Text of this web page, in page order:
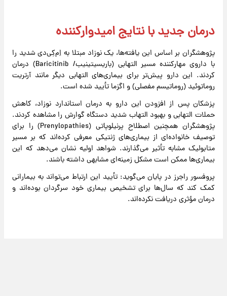
درمان جدید با نتایج امیدوارکننده
پژوهشگران بر اساس این یافته‌ها، یک نوزاد مبتلا به اِم‌کِی‌دی شدید را
با داروی مهارکننده مسیر التهابی (باریسیتینیب/ Baricitinib) درمان
کردند. این دارو پیش‌تر برای بیماری‌های التهابی دیگر مانند آرتریت
روماتوئید (روماتیسم مفصلی) و اگزما تأیید شده است.
پزشکان پس از افزودن این دارو به درمان استاندارد نوزاد، کاهش
حملات التهابی و بهبود التهاب شدید دستگاه گوارش را مشاهده کردند.
پژوهشگران همچنین اصطلاح پرنیلوپاتی (Prenylopathies) را برای
توصیف خانواده‌ای از بیماری‌های ژنتیکی معرفی کرده‌اند که بر مسیر
متابولیک مشابه تأثیر می‌گذارند. شواهد اولیه نشان می‌دهد که این
بیماری‌ها ممکن است مشکل زمینه‌ای مشابهی داشته باشند.
پروفسور راجرز در پایان می‌گوید: تأیید این ارتباط می‌تواند به بیمارانی
کمک کند که سال‌ها برای تشخیص بیماری خود سرگردان بوده‌اند و
درمان مؤثری دریافت نکرده‌اند.